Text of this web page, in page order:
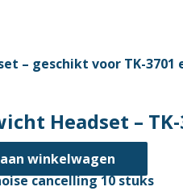
Headset – TK-
winkelwagen